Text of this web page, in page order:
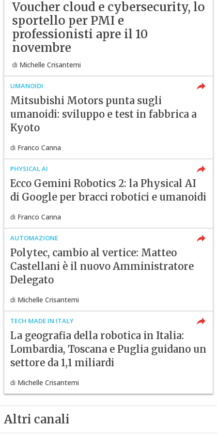
Voucher cloud e cybersecurity, lo
sportello per PMI e
professionisti apre il 10
novembre
di Michelle Crisantemi
UMANOIDI
Mitsubishi Motors punta sugli
umanoidi: sviluppo e test in fabbrica a
Kyoto
di Franco Canna
PHYSICAL AI
Ecco Gemini Robotics 2: la Physical AI
di Google per bracci robotici e umanoidi
di Franco Canna
AUTOMAZIONE
Polytec, cambio al vertice: Matteo
Castellani è il nuovo Amministratore
Delegato
di Michelle Crisantemi
TECH MADE IN ITALY
La geografia della robotica in Italia:
Lombardia, Toscana e Puglia guidano un
settore da 1,1 miliardi
di Michelle Crisantemi
Altri canali